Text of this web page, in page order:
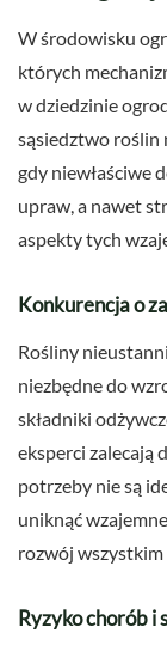
W środowisku
których
w dziedzinie
sąsiedztwo roślin
gdy niewłaściwe
upraw, a nawet
aspekty tych
Konkurencja o
Rośliny
niezbędne do
składniki
eksperci zalecają
potrzeby nie są
uniknąć
rozwój wszystkim
Ryzyko chorób i